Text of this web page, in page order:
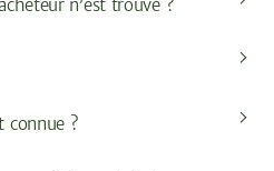
n’est trouvé ?
connue ?